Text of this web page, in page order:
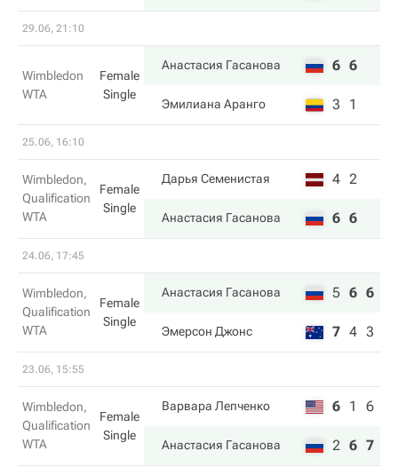
29.06, 21:10
Wimbledon
WTA
Female
Single
Анастасия Гасанова 6 6
Эмилиана Аранго 3 1
25.06, 16:10
Wimbledon,
Qualification
WTA
Female
Single
Дарья Семенистая 4 2
Анастасия Гасанова 6 6
24.06, 17:45
Wimbledon,
Qualification
WTA
Female
Single
Анастасия Гасанова 5 6 6
Эмерсон Джонс 7 4 3
23.06, 15:55
Wimbledon,
Qualification
WTA
Female
Single
Варвара Лепченко 6 1 6
Анастасия Гасанова 2 6 7